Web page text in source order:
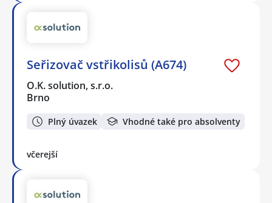
Seřizovač vstřikolisů (A674)
O.K. solution, s.r.o.
Brno
Plný úvazek Vhodné také pro absolventy
včerejší